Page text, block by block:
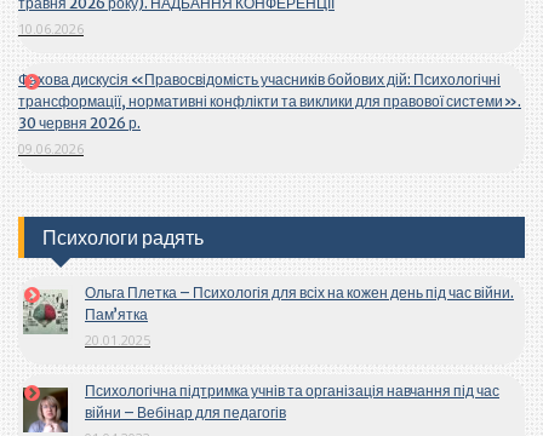
10.06.2026
Фахова дискусія «Правосвідомість учасників бойових дій: Психологічні
трансформації, нормативні конфлікти та виклики для правової системи».
30 червня 2026 р.
09.06.2026
Психологи радять
Ольга Плетка – Психологія для всіх на кожен день під час війни.
Пам’ятка
20.01.2025
Психологічна підтримка учнів та організація навчання під час
війни – Вебінар для педагогів